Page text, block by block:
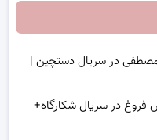
مصطفی در سریال دستچین |
فروغ در سریال شکارگاه+